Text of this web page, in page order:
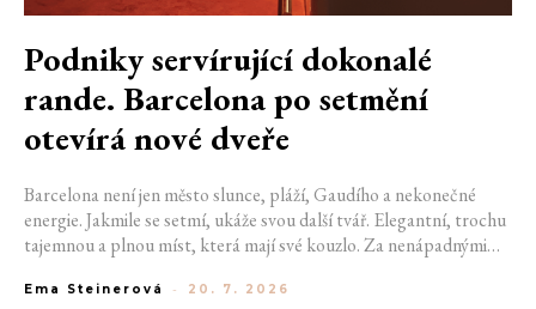
Podniky servírující dokonalé
rande. Barcelona po setmění
otevírá nové dveře
Barcelona není jen město slunce, pláží, Gaudího a nekonečné
energie. Jakmile se setmí, ukáže svou další tvář. Elegantní, trochu
tajemnou a plnou míst, která mají své kouzlo. Za nenápadnými
správná hudba. Pokud hledáte místo na rande, na které budete
Ema Steinerová - 20. 7. 2026